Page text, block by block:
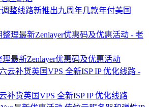
调整线路新推出九周年几款年付美国
理最新Zenlayer优惠码及优惠活动
补货英国VPS 全新ISP IP 优化线路